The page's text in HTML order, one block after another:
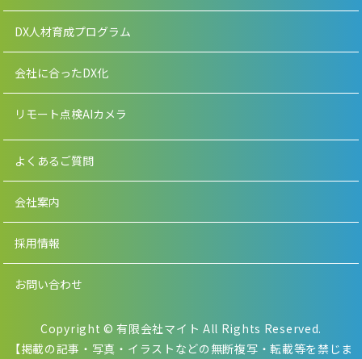
DX人材育成プログラム
会社に合ったDX化
リモート点検AIカメラ
よくあるご質問
会社案内
採用情報
お問い合わせ
Copyright © 有限会社マイト All Rights Reserved.
【掲載の記事・写真・イラストなどの無断複写・転載等を禁じま